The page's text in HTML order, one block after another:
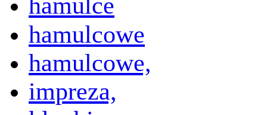
hamulcowe
hamulcowe,
impreza,